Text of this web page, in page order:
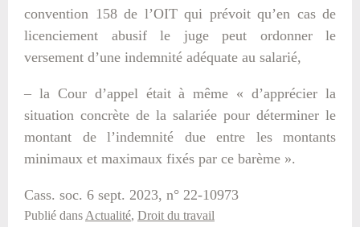
convention 158 de l’OIT qui prévoit qu’en cas de
licenciement abusif le juge peut ordonner le
versement d’une indemnité adéquate au salarié,
– la Cour d’appel était à même « d’apprécier la
situation concrète de la salariée pour déterminer le
montant de l’indemnité due entre les montants
minimaux et maximaux fixés par ce barème ».
Cass. soc. 6 sept. 2023, n° 22-10973
Publié dans Actualité, Droit du travail